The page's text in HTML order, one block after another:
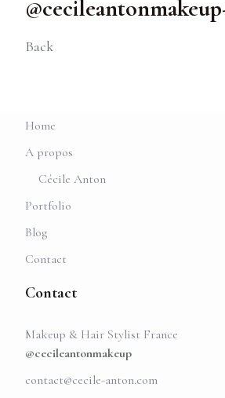
Back
Home
A propos
Cécile Anton
Portfolio
Blog
Contact
Contact
Makeup & Hair Stylist France
@cecileantonmakeup
contact@cecile-anton.com